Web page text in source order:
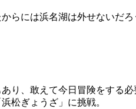
らには浜名湖は外せないだ
り、敢えて今日冒険をする必
松ぎょうざ」に挑戦。